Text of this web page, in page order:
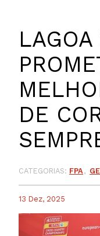
FOTOGRAFIAS
VIDEOS
IMAGEM DE MARCA
COMUNICADOS DE
NEWSLETTER FPA
DE
CATEGORIAS: FPA
13 Dez, 2025